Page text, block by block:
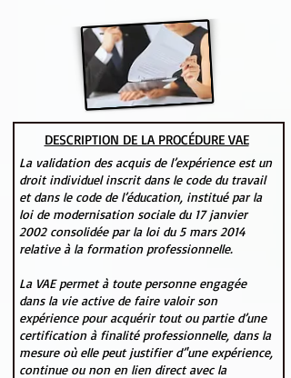
DESCRIPTION DE LA PROCÉDURE VAE
La validation des acquis de l’expérience est un
droit individuel inscrit dans le code du travail
et dans le code de l’éducation, institué par la
loi de modernisation sociale du 17 janvier
2002 consolidée par la loi du 5 mars 2014
relative à la formation professionnelle.
La VAE permet à toute personne engagée
dans la vie active de faire valoir son
expérience pour acquérir tout ou partie d’une
certification à finalité professionnelle, dans la
mesure où elle peut justifier d’'une expérience,
continue ou non en lien direct avec la